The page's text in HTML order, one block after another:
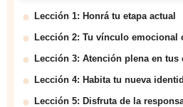
Lección 1: Honrá tu etapa actual
Lección 2: Tu vínculo emocional
Lección 3: Atención plena en tus
Lección 4: Habita tu nueva
Lección 5: Disfruta de la